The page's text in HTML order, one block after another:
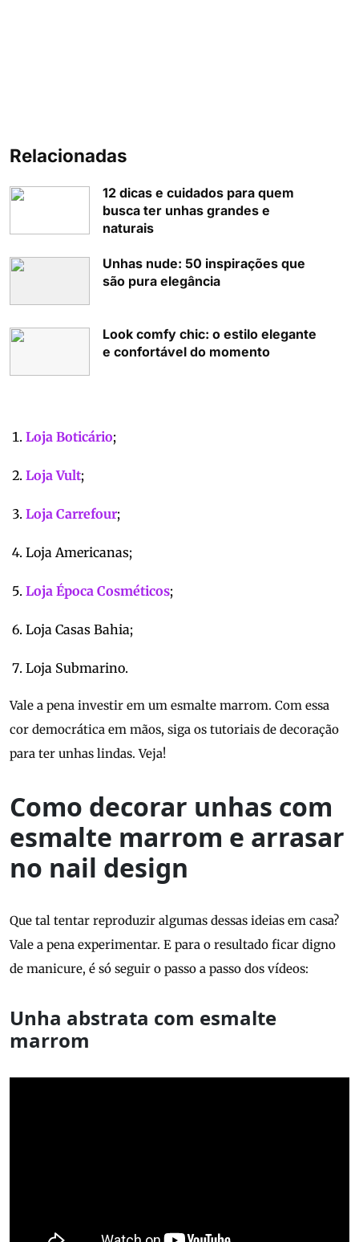
Relacionadas
12 dicas e cuidados para quem
busca ter unhas grandes e
naturais
Unhas nude: 50 inspirações que
são pura elegância
Look comfy chic: o estilo elegante
e confortável do momento
Loja Boticário;
Loja Vult;
Loja Carrefour;
Loja Americanas;
Loja Época Cosméticos;
Loja Casas Bahia;
Loja Submarino.
Vale a pena investir em um esmalte marrom. Com essa
cor democrática em mãos, siga os tutoriais de decoração
para ter unhas lindas. Veja!
Como decorar unhas com
esmalte marrom e arrasar
no nail design
Que tal tentar reproduzir algumas dessas ideias em casa?
Vale a pena experimentar. E para o resultado ficar digno
de manicure, é só seguir o passo a passo dos vídeos:
Unha abstrata com esmalte
marrom